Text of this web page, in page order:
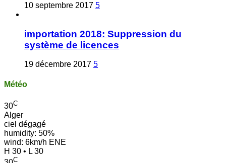
10 septembre 2017 5
importation 2018: Suppression du
système de licences
19 décembre 2017 5
Météo
30C
Alger
ciel dégagé
humidity: 50%
wind: 6km/h ENE
H 30 • L 30
C